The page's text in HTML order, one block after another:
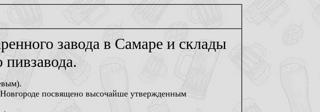
завода в Самаре и склады
посвящено высочайше утвержденным